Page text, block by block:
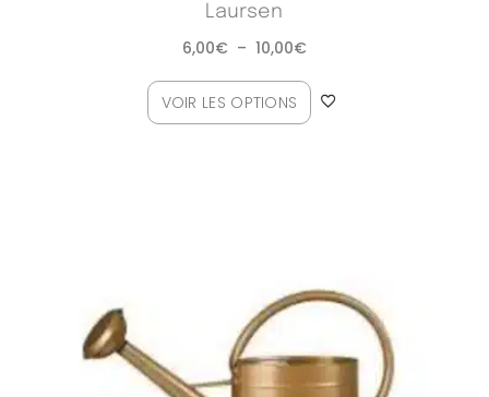
Laursen
6,00€ – 10,00€
VOIR LES OPTIONS